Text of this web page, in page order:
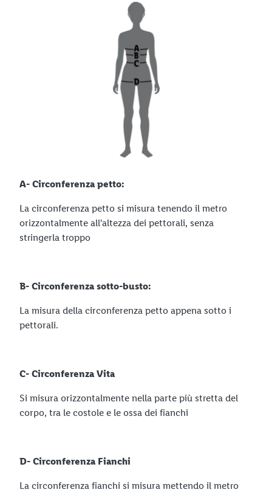
A- Circonferenza petto:
La circonferenza petto si misura tenendo il metro
orizzontalmente all'altezza dei pettorali, senza
stringerla troppo
B- Circonferenza sotto-busto:
La misura della circonferenza petto appena sotto i
pettorali.
C- Circonferenza Vita
Si misura orizzontalmente nella parte più stretta del
corpo, tra le costole e le ossa dei fianchi
D- Circonferenza Fianchi
La circonferenza fianchi si misura mettendo il metro